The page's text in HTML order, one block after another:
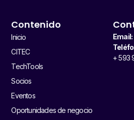
Contenido
Inicio
CITEC
TechTools
Socios
Eventos
Oportunidades de negocio
Email:
+ 593